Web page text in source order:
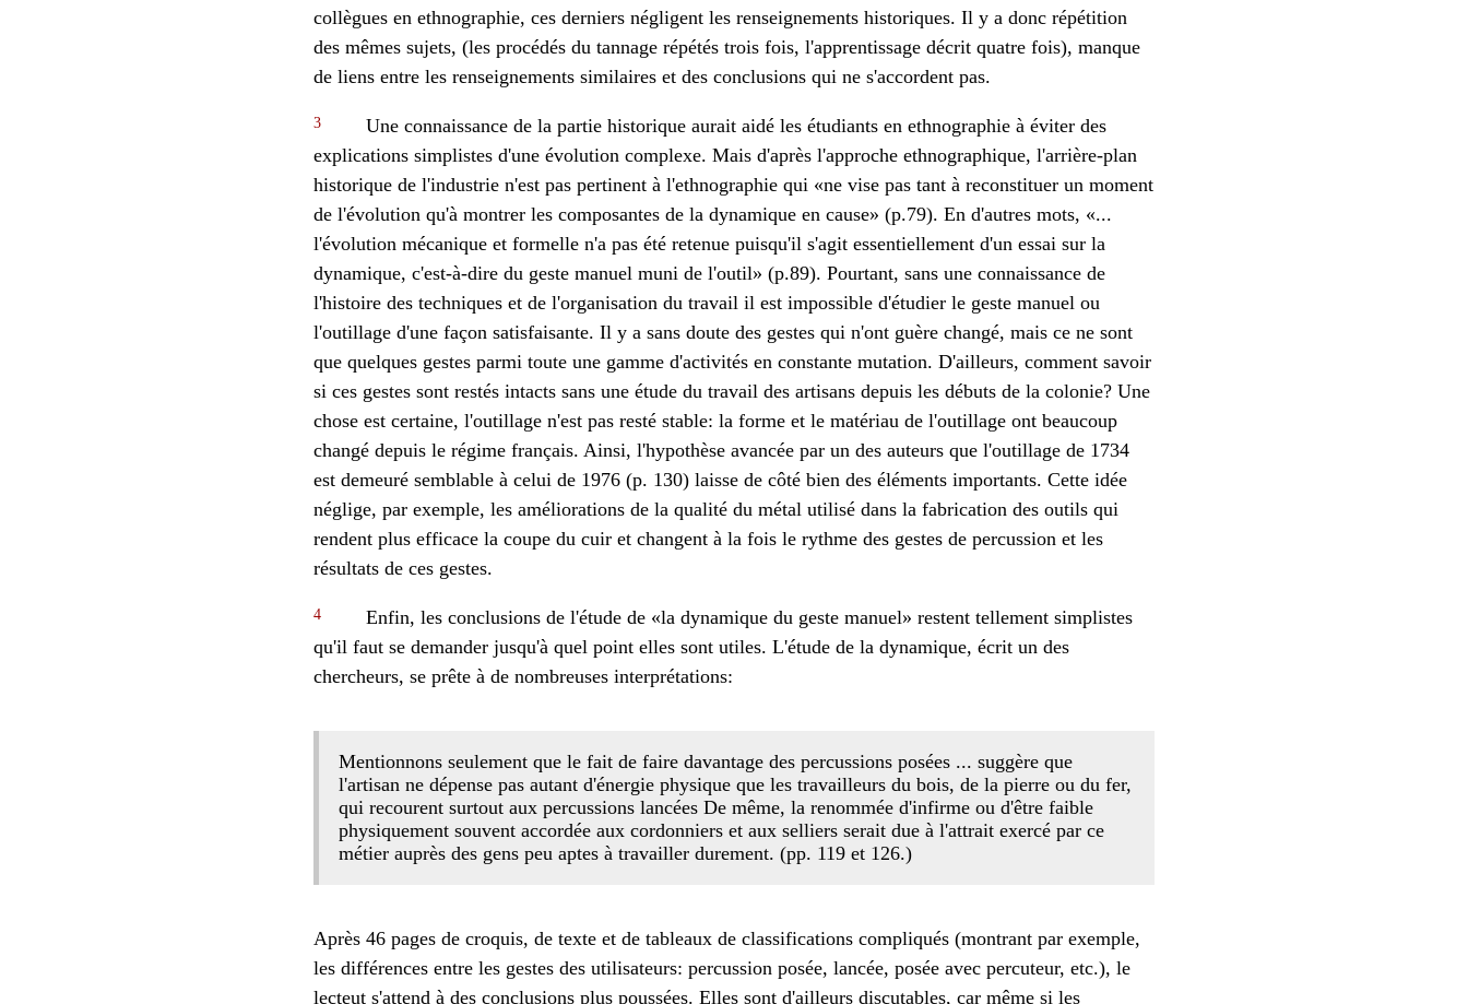
collègues en ethnographie, ces derniers négligent les renseignements historiques. Il y a donc répétition
des mêmes sujets, (les procédés du tannage répétés trois fois, l'apprentissage décrit quatre fois), manque
de liens entre les renseignements similaires et des conclusions qui ne s'accordent pas.
3
Une connaissance de la partie historique aurait aidé les étudiants en ethnographie à éviter des
explications simplistes d'une évolution complexe. Mais d'après l'approche ethnographique, l'arrière-plan
historique de l'industrie n'est pas pertinent à l'ethnographie qui «ne vise pas tant à reconstituer un moment
de l'évolution qu'à montrer les composantes de la dynamique en cause» (p.79). En d'autres mots, «...
l'évolution mécanique et formelle n'a pas été retenue puisqu'il s'agit essentiellement d'un essai sur la
dynamique, c'est-à-dire du geste manuel muni de l'outil» (p.89). Pourtant, sans une connaissance de
l'histoire des techniques et de l'organisation du travail il est impossible d'étudier le geste manuel ou
l'outillage d'une façon satisfaisante. Il y a sans doute des gestes qui n'ont guère changé, mais ce ne sont
que quelques gestes parmi toute une gamme d'activités en constante mutation. D'ailleurs, comment savoir
si ces gestes sont restés intacts sans une étude du travail des artisans depuis les débuts de la colonie? Une
chose est certaine, l'outillage n'est pas resté stable: la forme et le matériau de l'outillage ont beaucoup
changé depuis le régime français. Ainsi, l'hypothèse avancée par un des auteurs que l'outillage de 1734
est demeuré semblable à celui de 1976 (p. 130) laisse de côté bien des éléments importants. Cette idée
néglige, par exemple, les améliorations de la qualité du métal utilisé dans la fabrication des outils qui
rendent plus efficace la coupe du cuir et changent à la fois le rythme des gestes de percussion et les
résultats de ces gestes.
4
Enfin, les conclusions de l'étude de «la dynamique du geste manuel» restent tellement simplistes
qu'il faut se demander jusqu'à quel point elles sont utiles. L'étude de la dynamique, écrit un des
chercheurs, se prête à de nombreuses interprétations:
Mentionnons seulement que le fait de faire davantage des percussions posées ... suggère que
l'artisan ne dépense pas autant d'énergie physique que les travailleurs du bois, de la pierre ou du fer,
qui recourent surtout aux percussions lancées De même, la renommée d'infirme ou d'être faible
physiquement souvent accordée aux cordonniers et aux selliers serait due à l'attrait exercé par ce
métier auprès des gens peu aptes à travailler durement. (pp. 119 et 126.)
Après 46 pages de croquis, de texte et de tableaux de classifications compliqués (montrant par exemple,
les différences entre les gestes des utilisateurs: percussion posée, lancée, posée avec percuteur, etc.), le
lecteut s'attend à des conclusions plus poussées. Elles sont d'ailleurs discutables, car même si les